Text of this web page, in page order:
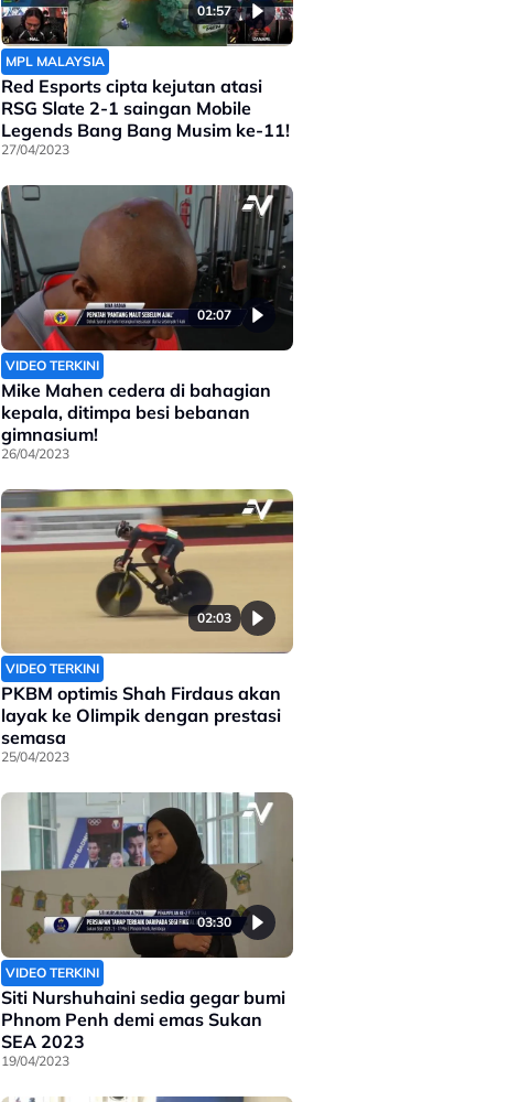
01:57
MPL MALAYSIA
Red Esports cipta kejutan atasi
RSG Slate 2-1 saingan Mobile
Legends Bang Bang Musim ke-11!
27/04/2023
02:07
VIDEO TERKINI
Mike Mahen cedera di bahagian
kepala, ditimpa besi bebanan
gimnasium!
26/04/2023
02:03
VIDEO TERKINI
PKBM optimis Shah Firdaus akan
layak ke Olimpik dengan prestasi
semasa
25/04/2023
03:30
VIDEO TERKINI
Siti Nurshuhaini sedia gegar bumi
Phnom Penh demi emas Sukan
SEA 2023
19/04/2023